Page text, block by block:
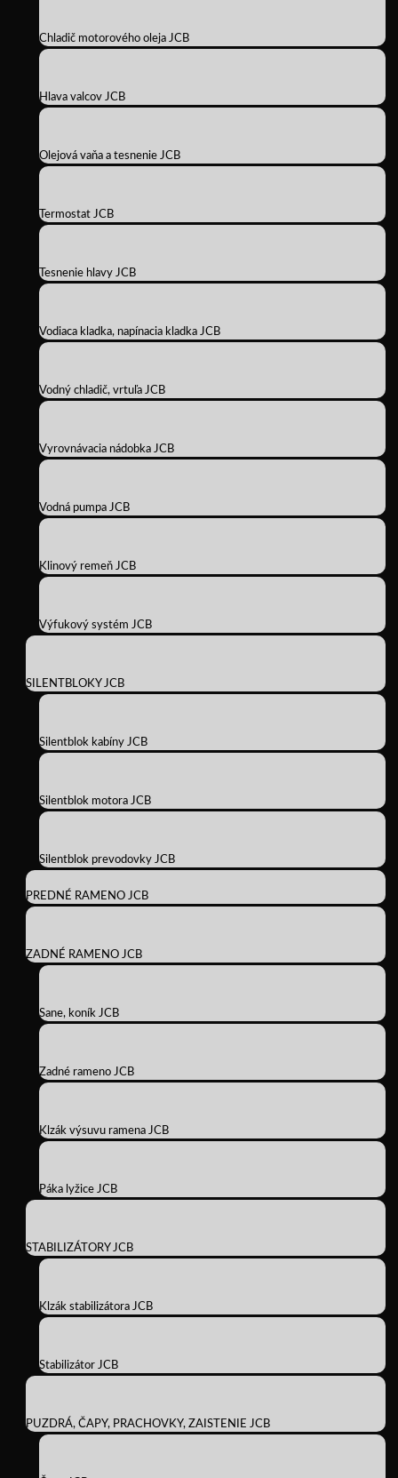
Chladič motorového oleja JCB
Hlava valcov JCB
Olejová vaňa a tesnenie JCB
Termostat JCB
Tesnenie hlavy JCB
Vodiaca kladka, napínacia kladka JCB
Vodný chladič, vrtuľa JCB
Vyrovnávacia nádobka JCB
Vodná pumpa JCB
Klinový remeň JCB
Výfukový systém JCB
SILENTBLOKY JCB
Silentblok kabíny JCB
Silentblok motora JCB
Silentblok prevodovky JCB
PREDNÉ RAMENO JCB
ZADNÉ RAMENO JCB
Sane, koník JCB
Zadné rameno JCB
Klzák výsuvu ramena JCB
Páka lyžice JCB
STABILIZÁTORY JCB
Klzák stabilizátora JCB
Stabilizátor JCB
PUZDRÁ, ČAPY, PRACHOVKY, ZAISTENIE JCB